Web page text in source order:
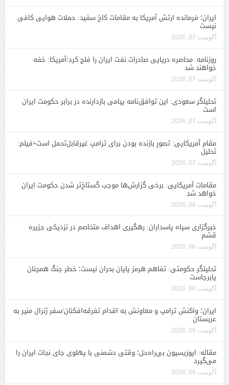
ایران؛ فرمانده ارتش آمریکا به مقامات کاخ سفید: حملات هوایی کافی
نیست
آگوست 07, 2026
روزنامه: محاصره دریایی صادرات نفت ایران را فلج کرد/آمریکا: خفه
خواهند شد
آگوست 07, 2026
تحلیلگر سعودی: این توافق‌نامه پیامی بازدارنده در برابر حکومت ایران
است
آگوست 07, 2026
مقام آمریکایی: تصورِ بازنده بودن برای ترامپ غیرقابل‌تحمل است+فیلم:
تحلیل
آگوست 07, 2026
مقامات آمریکایی: برخی گزارش‌ها موجب گستاخ‌تر شدن حکومت ایران
خواهد شد
آگوست 06, 2026
خبرگزاری سپاه پاسداران: رهگیری اهداف متخاصم در نزدیکی جزیره
قشم
آگوست 06, 2026
تحلیلگر حکومتی: تفاهم هرمز پایان بحران نیست؛ خطر جنگ همچنان
پابرجاست
آگوست 06, 2026
ایران؛ واکنش ترامپ و معاونش به اقدام تفرقه‌افکنان/سفر ژنرال منیر به
عربستان
آگوست 06, 2026
مقاله: اپوزیسیون بی‌راه‌حل؛ وقتی دشمنی با پهلوی جای نجات ایران را
می‌گیرد
آگوست 06, 2026